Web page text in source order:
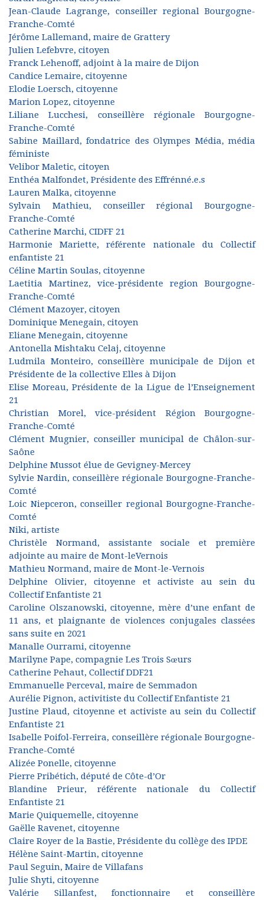
Jean-Claude Lagrange, conseiller regional Bourgogne-
Franche-Comté
Jérôme Lallemand, maire de Grattery
Julien Lefebvre, citoyen
Franck Lehenoff, adjoint à la maire de Dijon
Candice Lemaire, citoyenne
Elodie Loersch, citoyenne
Marion Lopez, citoyenne
Liliane Lucchesi, conseillère régionale Bourgogne-
Franche-Comté
Sabine Maillard, fondatrice des Olympes Média, média
féministe
Velibor Maletic, citoyen
Enthéa Malfondet, Présidente des Effrénné.e.s
Lauren Malka, citoyenne
Sylvain Mathieu, conseiller régional Bourgogne-
Franche-Comté
Catherine Marchi, CIDFF 21
Harmonie Mariette, référente nationale du Collectif
enfantiste 21
Céline Martin Soulas, citoyenne
Laetitia Martinez, vice-présidente region Bourgogne-
Franche-Comté
Clément Mazoyer, citoyen
Dominique Menegain, citoyen
Eliane Menegain, citoyenne
Antonella Mishtaku Celaj, citoyenne
Ludmila Monteiro, conseillère municipale de Dijon et
Présidente de la collective Elles à Dijon
Elise Moreau, Présidente de la Ligue de l’Enseignement
21
Christian Morel, vice-président Région Bourgogne-
Franche-Comté
Clément Mugnier, conseiller municipal de Châlon-sur-
Saône
Delphine Mussot élue de Gevigney-Mercey
Sylvie Nardin, conseillère régionale Bourgogne-Franche-
Comté
Loic Niepceron, conseiller regional Bourgogne-Franche-
Comté
Niki, artiste
Christèle Normand, assistante sociale et première
adjointe au maire de Mont-leVernois
Mathieu Normand, maire de Mont-le-Vernois
Delphine Olivier, citoyenne et activiste au sein du
Collectif Enfantiste 21
Caroline Olszanowski, citoyenne, mère d’une enfant de
11 ans, et plaignante de violences conjugales classées
sans suite en 2021
Manalle Ourrami, citoyenne
Marilyne Pape, compagnie Les Trois Sœurs
Catherine Pehaut, Collectif DDF21
Emmanuelle Perceval, maire de Semmadon
Aurélie Pignon, activitiste du Collectif Enfantiste 21
Justine Plaud, citoyenne et activiste au sein du Collectif
Enfantiste 21
Isabelle Poifol-Ferreira, conseillère régionale Bourgogne-
Franche-Comté
Alizée Ponelle, citoyenne
Pierre Pribétich, député de Côte-d’Or
Blandine Prieur, référente nationale du Collectif
Enfantiste 21
Marie Quiquemelle, citoyenne
Gaëlle Ravenet, citoyenne
Claire Royer de la Bastie, Présidente du collège des IPDE
Hélène Saint-Martin, citoyenne
Paul Seguin, Maire de Villafans
Julie Shyti, citoyenne
Valérie Sillanfest, fonctionnaire et conseillère